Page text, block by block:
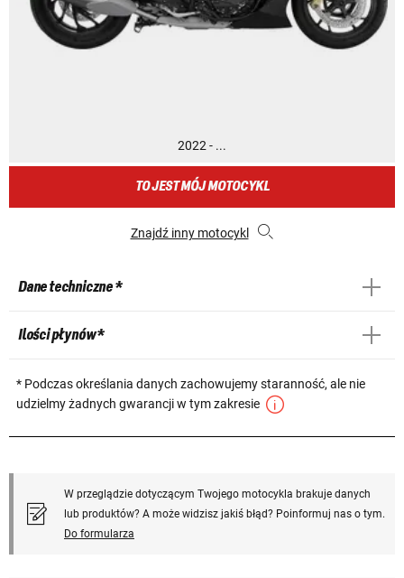
2022 - ...
TO JEST MÓJ MOTOCYKL
Znajdź inny motocykl
Dane techniczne *
Ilości płynów *
* Podczas określania danych zachowujemy staranność, ale nie
udzielmy żadnych gwarancji w tym zakresie
W przeglądzie dotyczącym Twojego motocykla brakuje danych
lub produktów? A może widzisz jakiś błąd? Poinformuj nas o tym.
Do formularza